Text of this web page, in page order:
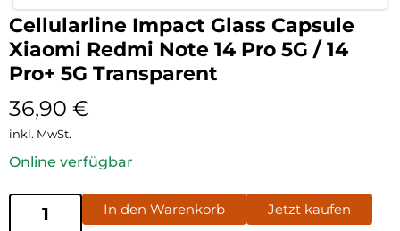
Cellularline Impact Glass Capsule
Xiaomi Redmi Note 14 Pro 5G / 14
Pro+ 5G Transparent
36,90 €
inkl. MwSt.
Online verfügbar
In den Warenkorb Jetzt kaufen